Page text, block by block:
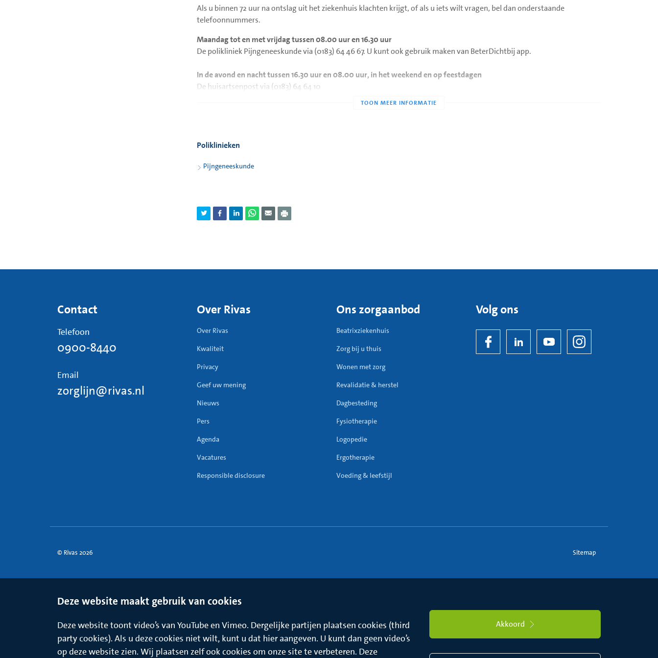
Als u binnen 72 uur na ontslag uit het ziekenhuis klachten krijgt, of als u iets wilt vragen, bel dan onderstaande
telefoonnummers.
Maandag tot en met vrijdag tussen 08.00 uur en 16.30 uur
De polikliniek Pijngeneeskunde via (0183) 64 46 67. U kunt ook gebruik maken van BeterDichtbij app.
In de avond en nacht tussen 16.30 uur en 08.00 uur, in het weekend en op feestdagen
De huisartsenpost via (0183) 64 64 10
Poliklinieken
Pijngeneeskunde
Contact
Telefoon
0900-8440
Email
zorglijn@rivas.nl
Over Rivas
Over Rivas
Kwaliteit
Privacy
Geef uw mening
Nieuws
Pers
Agenda
Vacatures
Responsible disclosure
Ons zorgaanbod
Beatrixziekenhuis
Zorg bij u thuis
Wonen met zorg
Revalidatie & herstel
Dagbesteding
Fysiotherapie
Logopedie
Ergotherapie
Voeding & leefstijl
Volg ons
© Rivas 2026 Sitemap
Deze website maakt gebruik van cookies
Deze website toont video’s van YouTube en Vimeo. Dergelijke partijen plaatsen cookies (third
party cookies). Als u deze cookies niet wilt, kunt u dat hier aangeven. U kunt dan geen video’s
op deze website zien. Wij plaatsen zelf ook cookies om onze site te verbeteren. Deze
Akkoord